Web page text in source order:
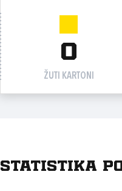
0
ŽUTI KARTONI
Statistika po